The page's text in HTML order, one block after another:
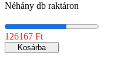
Néhány db raktáron
126167 Ft
Kosárba